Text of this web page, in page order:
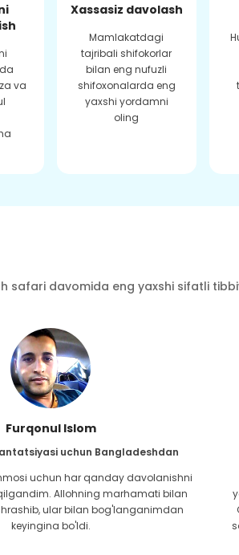
va
Xassasiz davolash
Mamlakatdagi
tajribali shifokorlar
bilan eng nufuzli
shifoxonalarda eng
yaxshi yordamni
oling
safari davomida eng yaxshi sifatli
Furqonul Islom
uchun Bangladeshdan
uchun har qanday davolanishni
Allohning marhamati bilan
ular bilan bog'langanimdan
keyingina bo'ldi.